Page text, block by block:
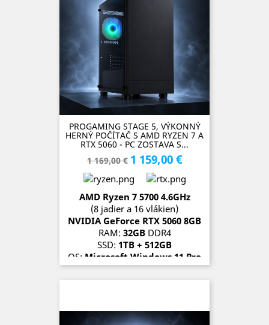
PROGAMING STAGE 5, VÝKONNÝ
HERNÝ POČÍTAČ S AMD RYZEN 7 A
RTX 5060 - PC ZOSTAVA S...
Základná
cena
1 169,00 € Cena
1 159,00 €
AMD Ryzen 7 57004.6GHz
(8 jadier a 16 vlákien)
NVIDIA GeForce RTX 5060 8GB
RAM: 32GBDDR4
SSD: 1TB + 512GB
OS: Microsoft Windows 11 Pro
SKLADOM (3 kusy)